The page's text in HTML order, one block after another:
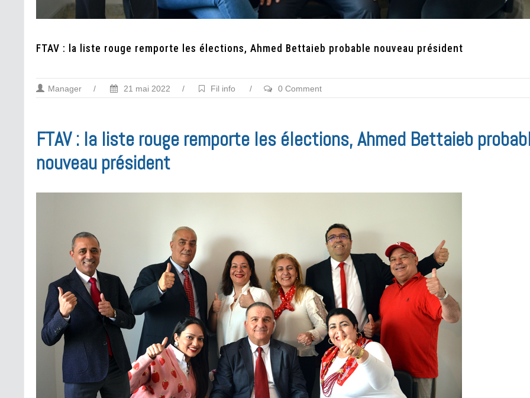
FTAV : la liste rouge remporte les élections, Ahmed Bettaieb probable nouveau président
Manager / 21 mai 2022 / Fil info / 0 Comment
FTAV : la liste rouge remporte les élections, Ahmed Bettaieb
nouveau président